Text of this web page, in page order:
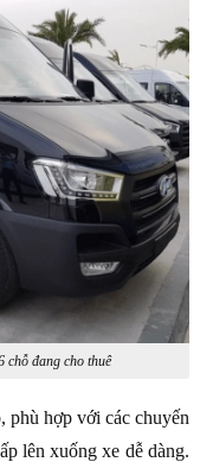
chỗ đang cho thuê
phù hợp với các chuyến
lên xuống xe dễ dàng.